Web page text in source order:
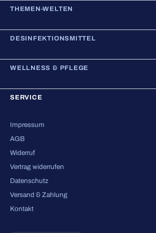
THEMEN-WELTEN
DESINFEKTIONSMITTEL
WELLNESS & PFLEGE
SERVICE
Impressum
AGB
Widerruf
Vertrag widerrufen
Datenschutz
Versand & Zahlung
Kontakt